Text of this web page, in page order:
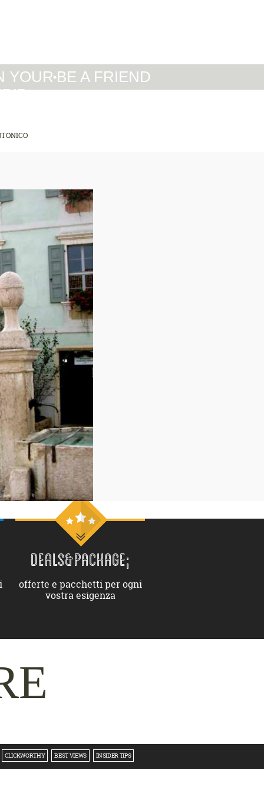
YOUR BE A FRIEND
DEALS&PACKAGE;
offerte e pacchetti per ogni
vostra esigenza
CLICKWORTHY BEST VIEWS INSIDER TIPS